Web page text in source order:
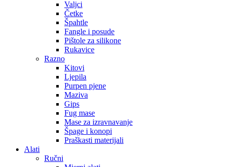
Valjci
Četke
Špahtle
Fangle i posude
Pištole za silikone
Rukavice
Razno
Kitovi
Ljepila
Purpen pjene
Maziva
Gips
Fug mase
Mase za izravnavanje
Špage i konopi
Praškasti materijali
Alati
Ručni